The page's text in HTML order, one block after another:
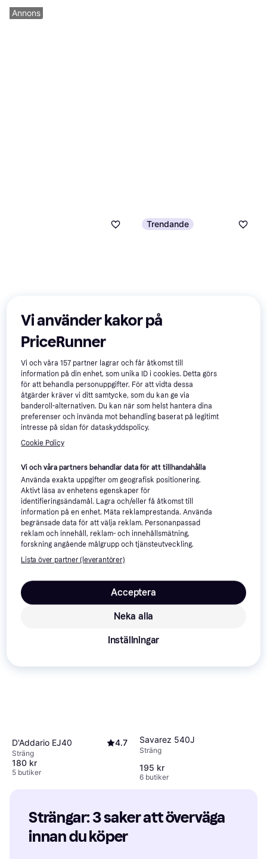
Ernie Ball P03221
Sträng
185 kr
6 butiker
Trendande
Sträng
75 kr
6 butiker
D'Addario EJ27N 4.9
Sträng
7 butiker
Trendande
D'Addario EJ38
185 kr
6 butiker
D'Addario EJ40 4.7
Sträng
180 kr
5 butiker
Savarez 540J
Sträng
195 kr
6 butiker
Annons
Strängar: 3 saker att överväga
innan du köper
Vi använder kakor på
PriceRunner
Vi och våra157 partner lagrar och får åtkomst till
information på din enhet, som unika ID i cookies. Detta görs
för att behandla personuppgifter. För att vidta dessa
åtgärder kräver vi ditt samtycke, som du kan ge via
banderoll-alternativen. Du kan när som helst hantera dina
preferenser och invända mot behandling baserat på legitimt
intresse på sidan för dataskyddspolicy.
Cookie Policy
Vi och våra partners behandlar data för att tillhandahålla
Använda exakta uppgifter om geografisk positionering.
Aktivt läsa av enhetens egenskaper för
identifieringsändamål. Lagra och/eller få åtkomst till
information på en enhet. Mäta reklamprestanda. Använda
begränsade data för att välja reklam. Personanpassad
reklam och innehåll, reklam- och innehållsmätning,
forskning angående målgrupp och tjänsteutveckling.
Lista över partner (leverantörer)
Neka alla
Acceptera
Inställningar